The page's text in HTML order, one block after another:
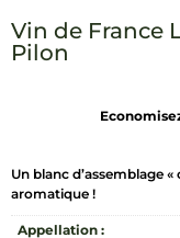
Vin de France
Pilon
Un blanc d’assemblage
aromatique !
Appellation :